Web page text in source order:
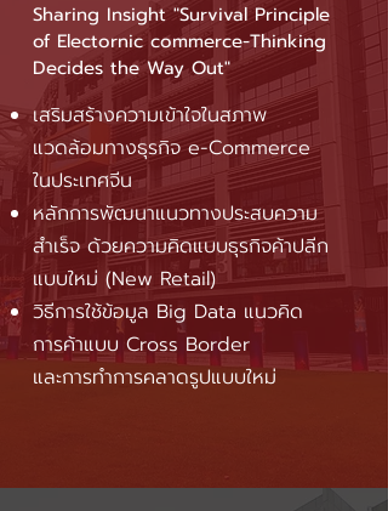
Sharing Insight "Survival Principle
of Electornic commerce-Thinking
Decides the Way Out"
เสริมสร้างความเข้าใจในสภาพ
แวดล้อมทางธุรกิจ e-Commerce
ในประเทศจีน
หลักการพัฒนาแนวทางประสบความ
สำเร็จ ด้วยความคิดแบบธุรกิจค้าปลีก
แบบใหม่ (New Retail)
วิธีการใช้ข้อมูล Big Data แนวคิด
การค้าแบบ Cross Border
และการทำการคลาดรูปแบบใหม่